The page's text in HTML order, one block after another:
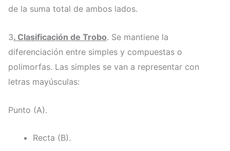
de la suma total de ambos lados.
3. Clasificación de Trobo. Se mantiene la
diferenciación entre simples y compuestas o
polimorfas. Las simples se van a representar con
letras mayúsculas:
Punto (A).
Recta (B).